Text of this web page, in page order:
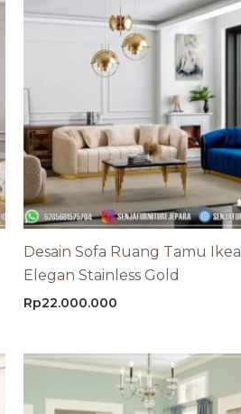
Desain Sofa Ruang Tamu Ikea
Elegan Stainless Gold
Rp22.000.000